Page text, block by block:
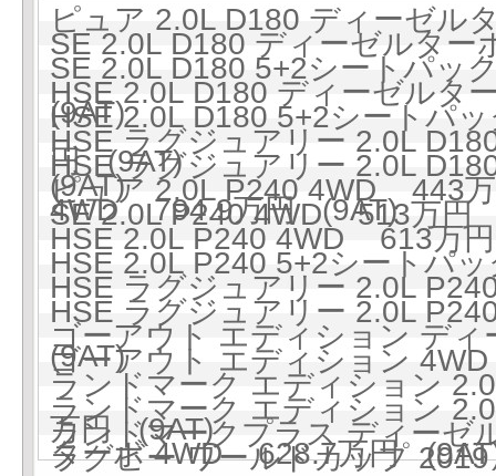
ピュア 2.0L D180 ディーゼ
SE 2.0L D180 ディーゼルタ
SE 2.0L D180 5+2シートパ
(9AT)
HSE 2.0L D180 ディーゼル
HSE 2.0L D180 5+2シートパ
円 (9AT)
HSE ラグジュアリー 2.0L
(9AT)
HSE ラグジュアリー 2.0L
4WD 794.9万円 (9AT)
ピュア 2.0L P240 4WD 443
SE 2.0L P240 4WD 513万円
HSE 2.0L P240 4WD 613万
HSE 2.0L P240 5+2シートパ
HSE ラグジュアリー 2.0L
HSE ラグジュアリー 2.0L
(9AT)
ゴーアウト エディション デ
ゴーアウト エディション
ランドマーク エディション
万円 (9AT)
ランドマーク エディション
ターボ 4WD 628.7万円
ランドマークプラス ディー
ラグビー ワールドカップ